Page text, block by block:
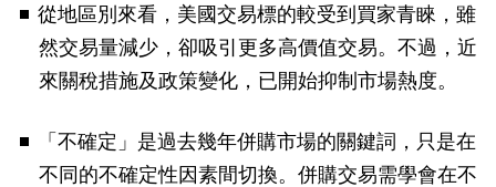
從地區別來看，美國交易標的較受到買家青睞，雖
然交易量減少，卻吸引更多高價值交易。不過，近
來關稅措施及政策變化，已開始抑制市場熱度。
「不確定」是過去幾年併購市場的關鍵詞，只是在
不同的不確定性因素間切換。併購交易需學會在不